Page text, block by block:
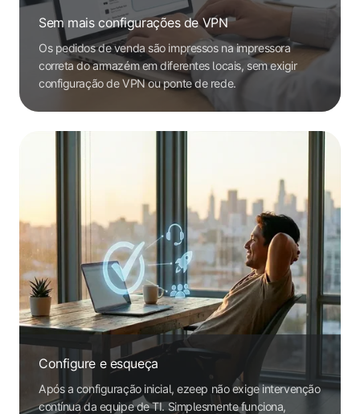
Sem mais configurações de VPN
Os pedidos de venda são impressos na impressora
correta do armazém em diferentes locais, sem exigir
configuração de VPN ou ponte de rede.
Configure e esqueça
Após a configuração inicial, ezeep não exige intervenção
contínua da equipe de TI. Simplesmente funciona,